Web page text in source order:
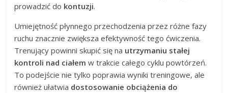
prowadzić do kontuzji.
Umiejętność płynnego przechodzenia przez różne fazy
ruchu znacznie zwiększa efektywność tego ćwiczenia.
Trenujący powinni skupić się na utrzymaniu stałej
kontroli nad ciałem w trakcie całego cyklu powtórzeń.
To podejście nie tylko poprawia wyniki treningowe, ale
również ułatwia dostosowanie obciążenia do